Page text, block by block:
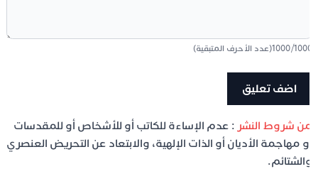
/
1000(عدد الأحرف المتبقية)
شروط النشر: عدم الإساءة للكاتب أو للأشخاص أو للمقدسات
مهاجمة الأديان أو الذات الإلهية، والابتعاد عن التحريض العنصري